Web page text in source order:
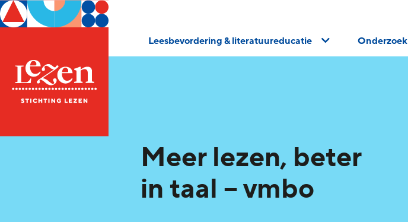
Leesbevordering & literatuureducatie Onderzoek
Meer lezen, beter
in taal – vmbo